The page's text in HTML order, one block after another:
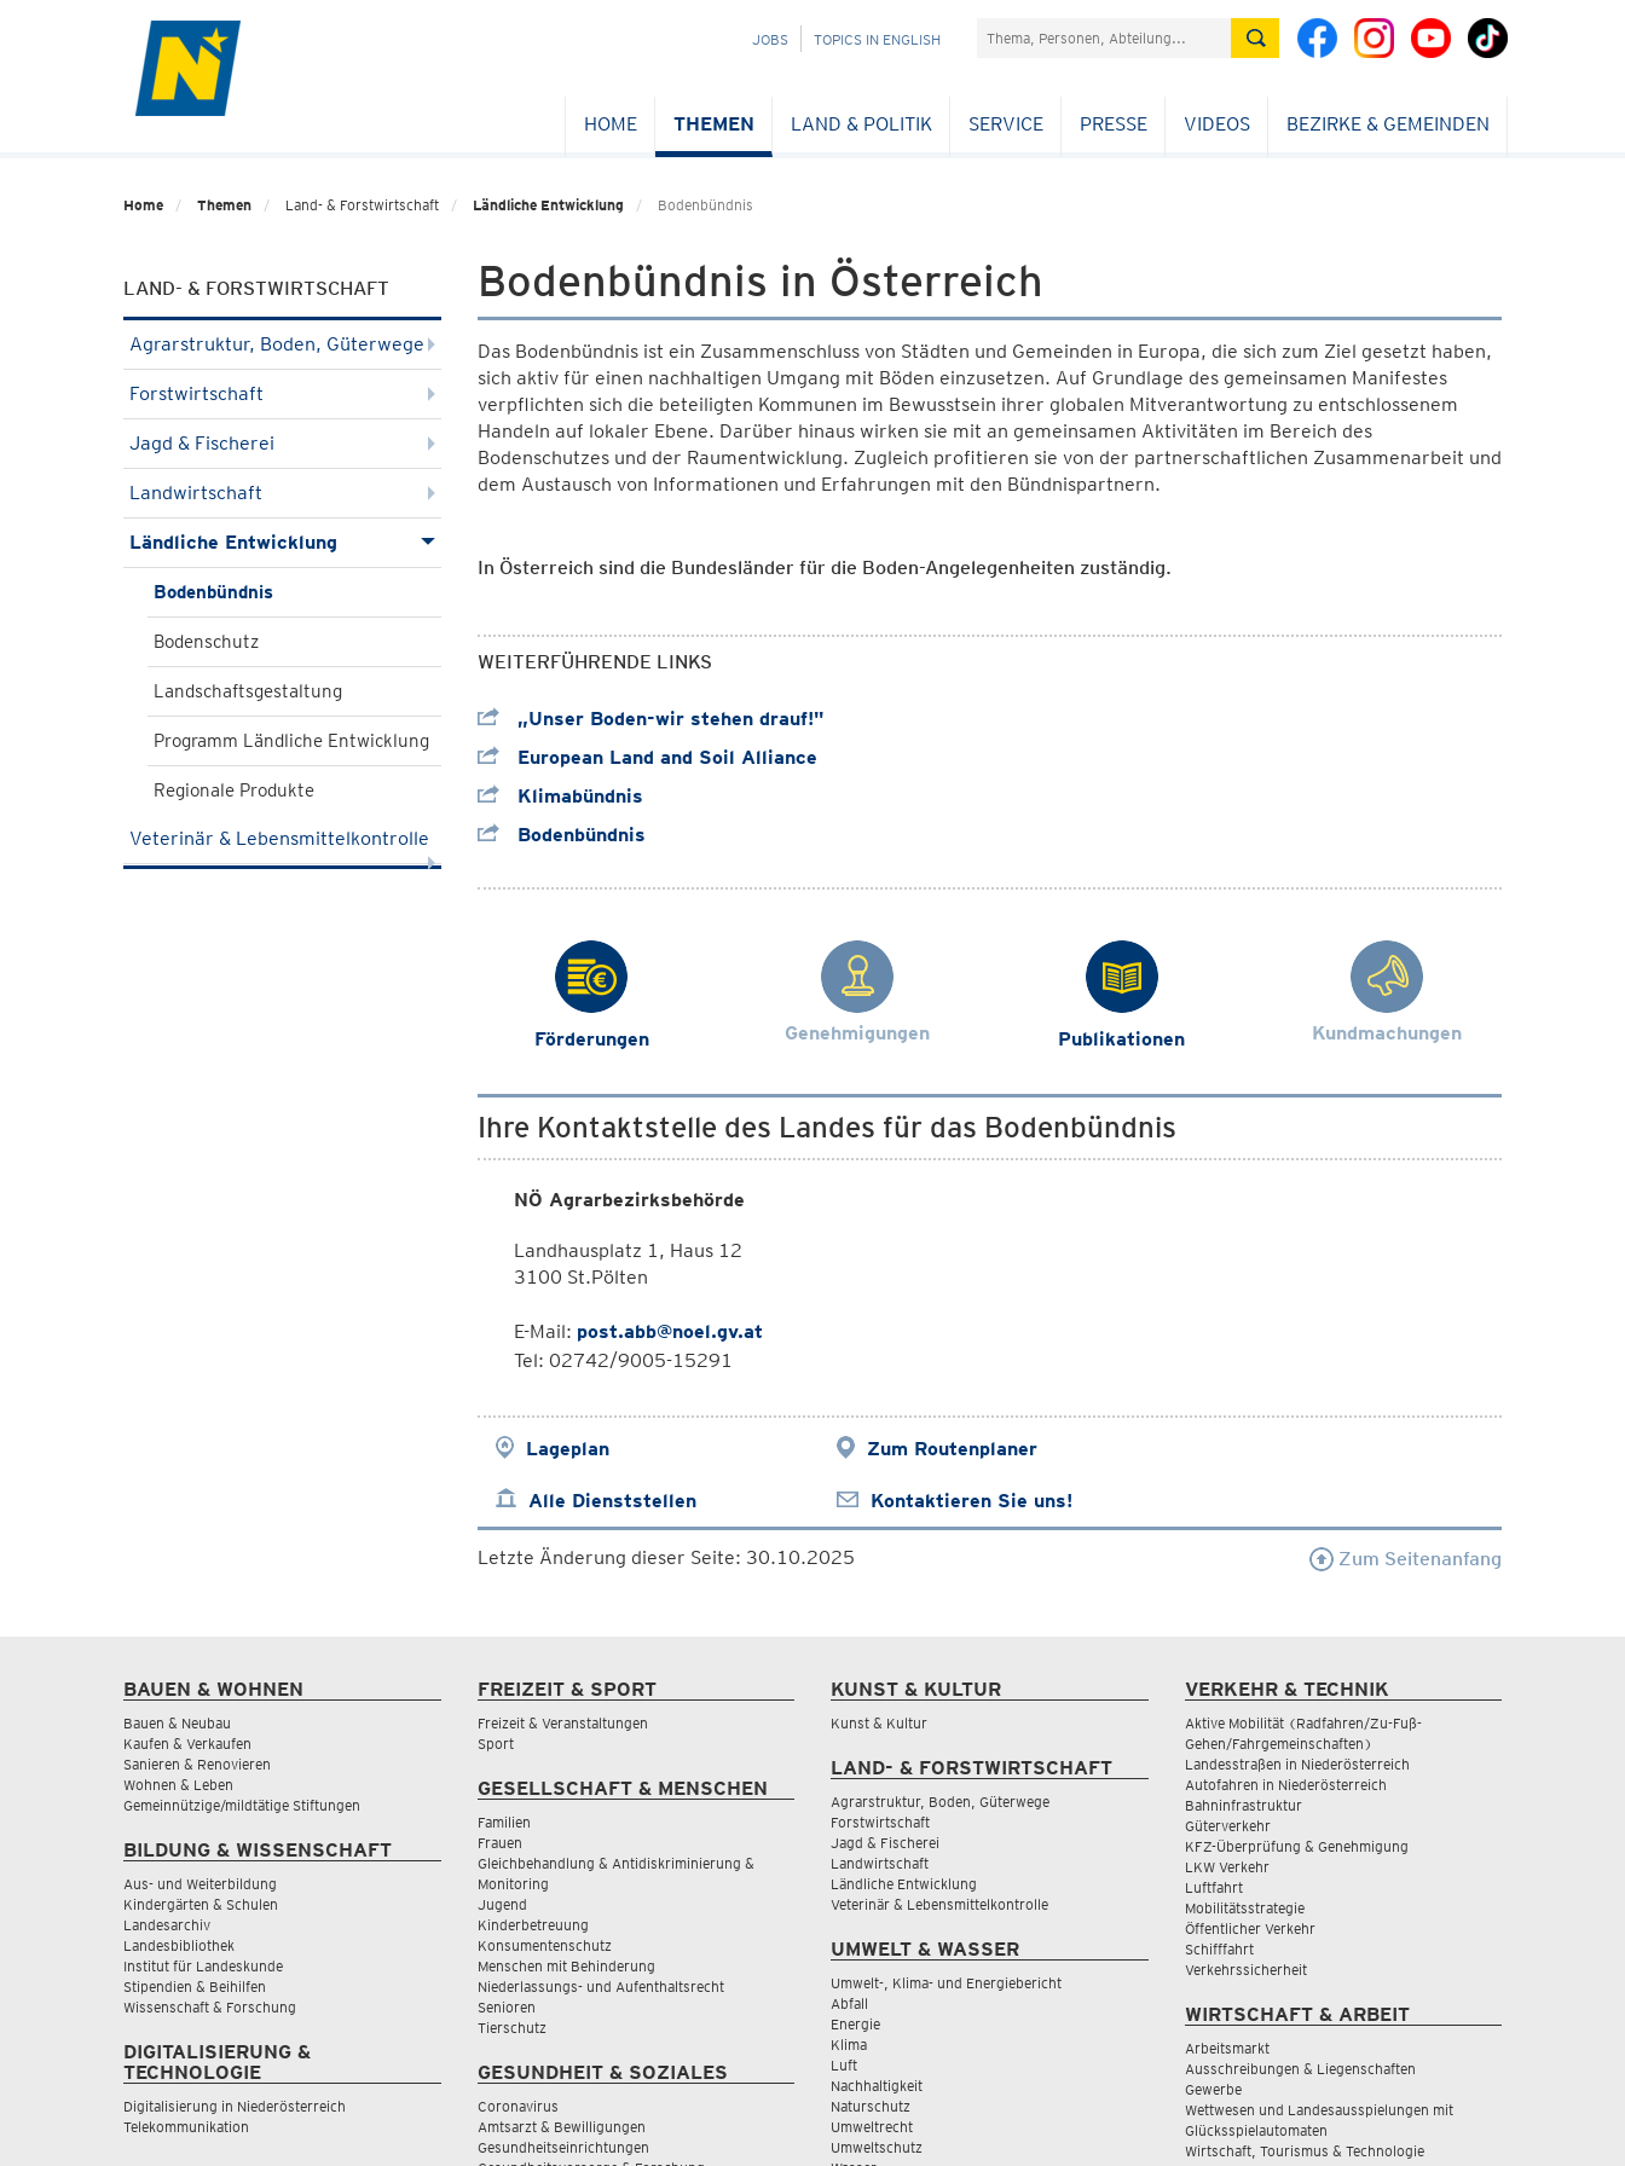
NAVIGATION
JOBS TOPICS IN ENGLISH Suchefeld
HOME THEMEN LAND & POLITIK SERVICE PRESSE VIDEOS BEZIRKE & GEMEINDEN
Home Themen Land- & Forstwirtschaft Ländliche Entwicklung Bodenbündnis
LAND- & FORSTWIRTSCHAFT
Agrarstruktur, Boden, Güterwege
Forstwirtschaft
Jagd & Fischerei
Landwirtschaft
Ländliche Entwicklung
Bodenbündnis
Bodenschutz
Landschaftsgestaltung
Programm Ländliche Entwicklung
Regionale Produkte
Veterinär & Lebensmittelkontrolle
Bodenbündnis in Österreich
Das Bodenbündnis ist ein Zusammenschluss von Städten und Gemeinden in Europa, die sich zum Ziel gesetzt haben,
sich aktiv für einen nachhaltigen Umgang mit Böden einzusetzen. Auf Grundlage des gemeinsamen Manifestes
verpflichten sich die beteiligten Kommunen im Bewusstsein ihrer globalen Mitverantwortung zu entschlossenem
Handeln auf lokaler Ebene. Darüber hinaus wirken sie mit an gemeinsamen Aktivitäten im Bereich des
Bodenschutzes und der Raumentwicklung. Zugleich profitieren sie von der partnerschaftlichen Zusammenarbeit und
dem Austausch von Informationen und Erfahrungen mit den Bündnispartnern.
In Österreich sind die Bundesländer für die Boden-Angelegenheiten zuständig.
WEITERFÜHRENDE LINKS
„Unser Boden-wir stehen drauf!"
European Land and Soil Alliance
Klimabündnis
Bodenbündnis
Förderungen Genehmigungen Publikationen Kundmachungen
Ihre Kontaktstelle des Landes für das Bodenbündnis
NÖ Agrarbezirksbehörde
Landhausplatz 1, Haus 12
3100 St.Pölten
E-Mail: post.abb@noel.gv.at
Tel: 02742/9005-15291
Lageplan Zum Routenplaner
Alle Dienststellen Kontaktieren Sie uns!
Letzte Änderung dieser Seite: 30.10.2025 Zum Seitenanfang
BAUEN & WOHNEN
Bauen & Neubau
Kaufen & Verkaufen
Sanieren & Renovieren
Wohnen & Leben
Gemeinnützige/mildtätige Stiftungen
BILDUNG & WISSENSCHAFT
Aus- und Weiterbildung
Kindergärten & Schulen
Landesarchiv
Landesbibliothek
Institut für Landeskunde
Stipendien & Beihilfen
Wissenschaft & Forschung
DIGITALISIERUNG &
TECHNOLOGIE
Digitalisierung in Niederösterreich
Telekommunikation
FREIZEIT & SPORT
Freizeit & Veranstaltungen
Sport
GESELLSCHAFT & MENSCHEN
Familien
Frauen
Gleichbehandlung & Antidiskriminierung &
Monitoring
Jugend
Kinderbetreuung
Konsumentenschutz
Menschen mit Behinderung
Niederlassungs- und Aufenthaltsrecht
Senioren
Tierschutz
GESUNDHEIT & SOZIALES
Coronavirus
Amtsarzt & Bewilligungen
Gesundheitseinrichtungen
KUNST & KULTUR
Kunst & Kultur
LAND- & FORSTWIRTSCHAFT
Agrarstruktur, Boden, Güterwege
Forstwirtschaft
Jagd & Fischerei
Landwirtschaft
Ländliche Entwicklung
Veterinär & Lebensmittelkontrolle
UMWELT & WASSER
Umwelt-, Klima- und Energiebericht
Abfall
Energie
Klima
Luft
Nachhaltigkeit
Naturschutz
Umweltrecht
Umweltschutz
VERKEHR & TECHNIK
Aktive Mobilität (Radfahren/Zu-Fuß-
Gehen/Fahrgemeinschaften)
Landesstraßen in Niederösterreich
Autofahren in Niederösterreich
Bahninfrastruktur
Güterverkehr
KFZ-Überprüfung & Genehmigung
LKW Verkehr
Luftfahrt
Mobilitätsstrategie
Öffentlicher Verkehr
Schifffahrt
Verkehrssicherheit
WIRTSCHAFT & ARBEIT
Arbeitsmarkt
Ausschreibungen & Liegenschaften
Gewerbe
Wettwesen und Landesausspielungen mit
Glücksspielautomaten
Wirtschaft, Tourismus & Technologie